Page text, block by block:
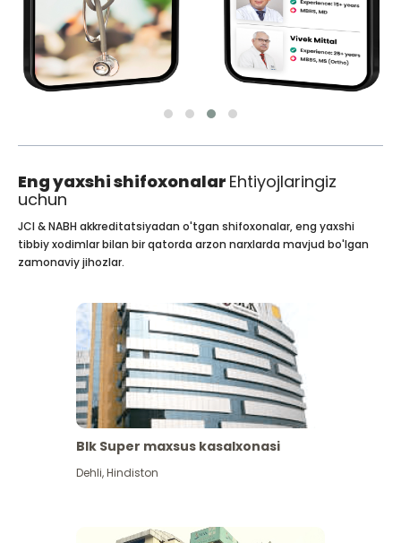
Eng yaxshi shifoxonalar Ehtiyojlaringiz
uchun
JCI & NABH akkreditatsiyadan o'tgan shifoxonalar, eng yaxshi
tibbiy xodimlar bilan bir qatorda arzon narxlarda mavjud bo'lgan
zamonaviy jihozlar.
Blk Super maxsus kasalxonasi
Dehli,Hindiston